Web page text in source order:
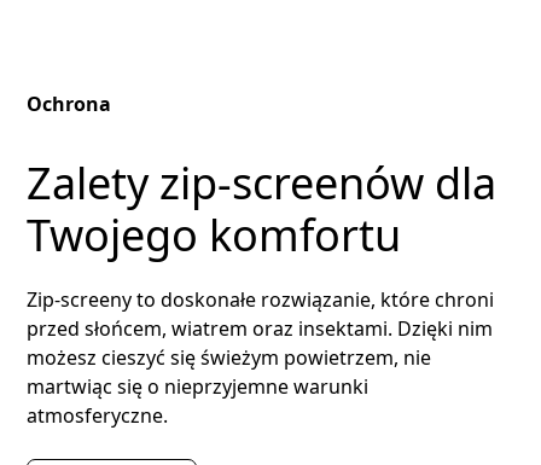
Ochrona
Zalety zip-screenów dla
Twojego komfortu
Zip-screeny to doskonałe rozwiązanie, które chroni
przed słońcem, wiatrem oraz insektami. Dzięki nim
możesz cieszyć się świeżym powietrzem, nie
martwiąc się o nieprzyjemne warunki
atmosferyczne.